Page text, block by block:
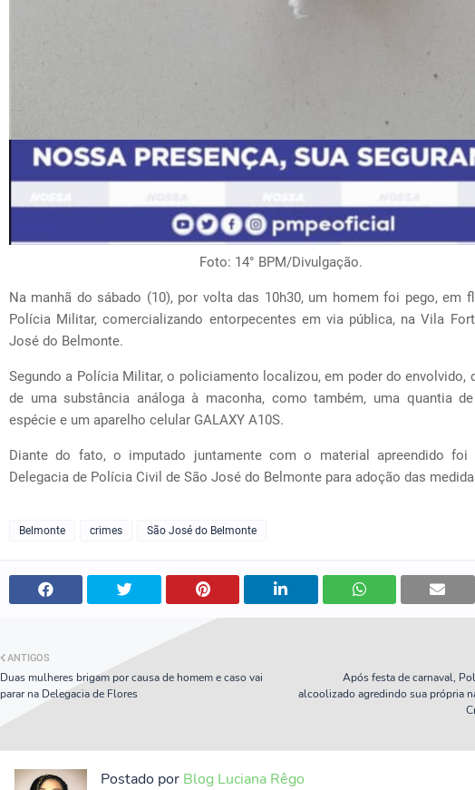
Foto: 14° BPM/Divulgação.
Na manhã do sábado (10), por volta das 10h30, um homem foi pego, em
Polícia Militar, comercializando entorpecentes em via pública, na Vila
José do Belmonte.
Segundo a Polícia Militar, o policiamento localizou, em poder do envolvido,
de uma substância análoga à maconha, como também, uma quantia
espécie e um aparelho celular GALAXY A10S.
Diante do fato, o imputado juntamente com o material apreendido foi
Delegacia de Polícia Civil de São José do Belmonte para adoção das
Belmonte crimes São José do Belmonte
Após festa de carnaval,
alcoolizado agredindo sua própria
ANTIGOS
Duas mulheres brigam por causa de homem e caso vai
parar na Delegacia de Flores
Postado por Blog Luciana Rêgo